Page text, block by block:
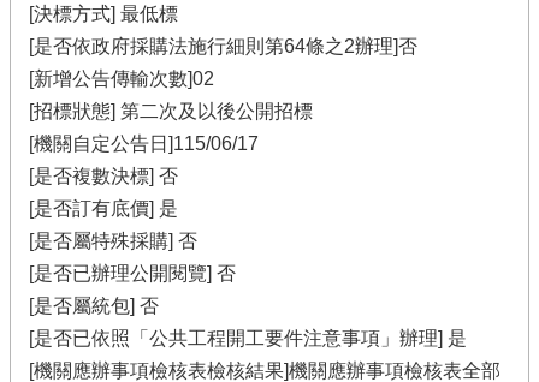
[決標方式] 最低標
[是否依政府採購法施行細則第64條之2辦理]否
[新增公告傳輸次數]02
[招標狀態] 第二次及以後公開招標
[機關自定公告日]115/06/17
[是否複數決標] 否
[是否訂有底價] 是
[是否屬特殊採購] 否
[是否已辦理公開閱覽] 否
[是否屬統包] 否
[是否已依照「公共工程開工要件注意事項」辦理] 是
[機關應辦事項檢核表檢核結果]機關應辦事項檢核表全部